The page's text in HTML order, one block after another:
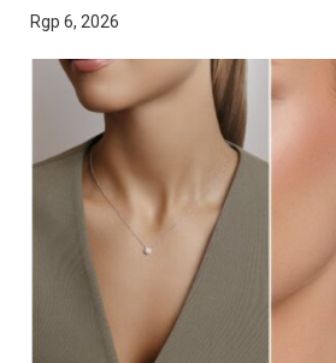
Rgp 6, 2026